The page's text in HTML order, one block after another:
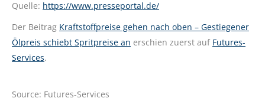
Quelle: https://www.presseportal.de/
Der Beitrag Kraftstoffpreise gehen nach oben – Gestiegener
Ölpreis schiebt Spritpreise an erschien zuerst auf Futures-
Services.
Source: Futures-Services